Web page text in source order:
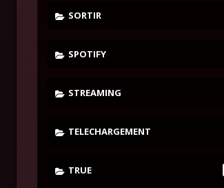
SORTIR
SPOTIFY
STREAMING
TELECHARGEMENT
TRUE